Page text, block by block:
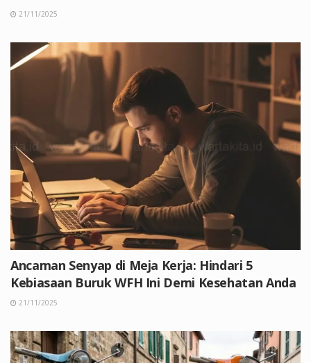
21/11/2025
Ancaman Senyap di Meja Kerja: Hindari 5
Kebiasaan Buruk WFH Ini Demi Kesehatan Anda
21/11/2025